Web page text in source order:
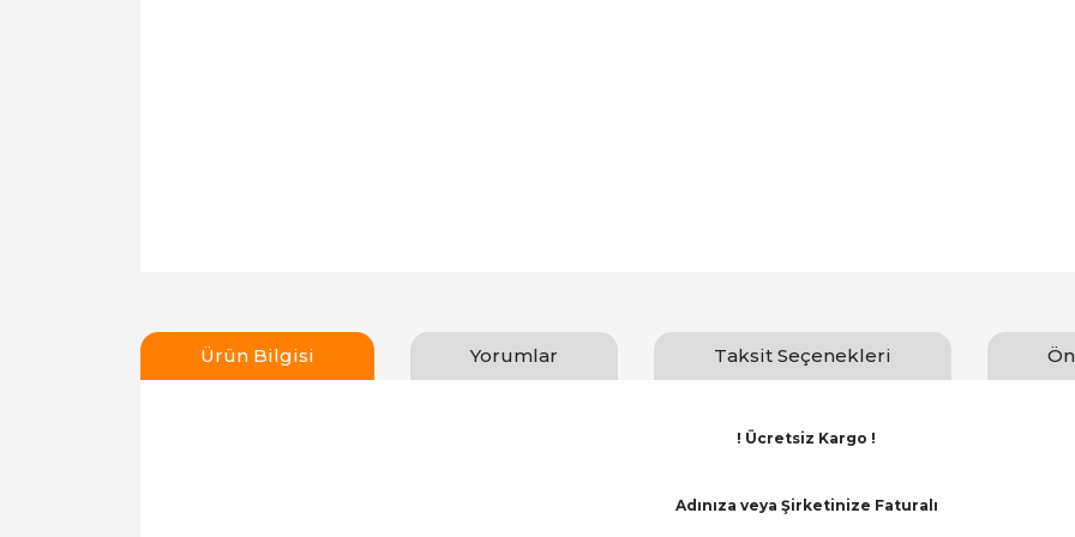
Ürün Bilgisi Yorumlar Taksit Seçenekleri
! Ücretsiz Kargo !
Adınıza veya Şirketinize Faturalı